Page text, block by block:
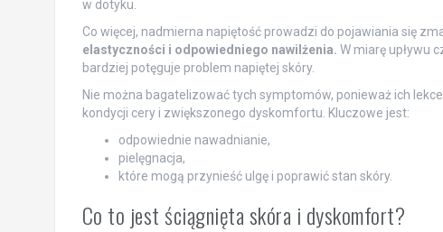
w dotyku.
Co więcej, nadmierna napiętość prowadzi do pojawiania się
elastyczności i odpowiedniego nawilżenia. W miarę upływu
bardziej potęguje problem napiętej skóry.
Nie można bagatelizować tych symptomów, ponieważ ich
kondycji cery i zwiększonego dyskomfortu. Kluczowe jest:
odpowiednie nawadnianie,
pielęgnacja,
które mogą przynieść ulgę i poprawić stan skóry.
Co to jest ściągnięta skóra i dyskomfort?